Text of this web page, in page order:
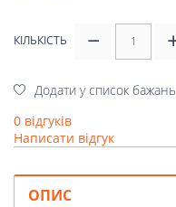
КІЛЬКІСТЬ
Додати у список бажань
0 відгуків
Написати відгук
ОПИС